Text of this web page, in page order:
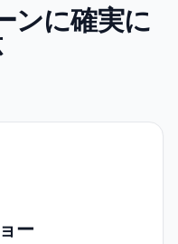
ンに確実に
ー